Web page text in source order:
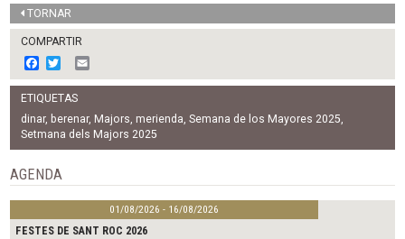
TORNAR
COMPARTIR
F
a
c
e
b
o
o
w
i
t
t
e
r
m
a
l
ETIQUETAS
dinar, berenar, Majors, merienda,Semana de los Mayores 2025,
Setmana dels Majors 2025
AGENDA
01/08/2026 - 16/08/2026
FESTES DE SANT ROC 2026